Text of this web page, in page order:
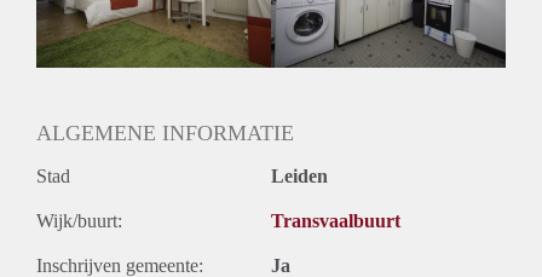
ALGEMENE INFORMATIE
Stad Leiden
Wijk/buurt: Transvaalbuurt
Inschrijven gemeente: Ja